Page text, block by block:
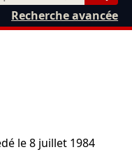
Recherche avancée
le8 juillet 1984